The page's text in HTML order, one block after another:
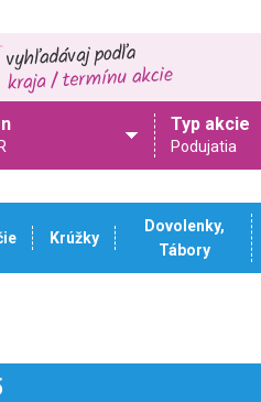
Typ akcie
Podujatia
Krúžky
Dovolenky,
Tábory